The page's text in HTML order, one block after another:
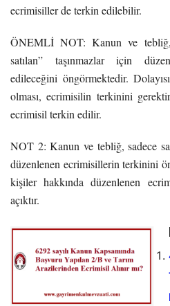
ecrimisiller de terkin edilebilir.
ÖNEMLİ NOT: Kanun ve
satılan” taşınmazlar için
edileceğini öngörmektedir.
olması, ecrimisilin terkinini
ecrimisil terkin edilir.
NOT 2: Kanun ve tebliğ, sadece
düzenlenen ecrimisillerin terkinini
kişiler hakkında düzenlenen
açıktır.